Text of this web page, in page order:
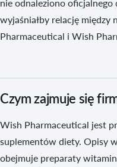
nie odnaleziono
wyjaśniałby relację między
Pharmaceutical i Wish
Czym zajmuje się
Wish Pharmaceutical jest
suplementów diety. Opisy
obejmuje preparaty